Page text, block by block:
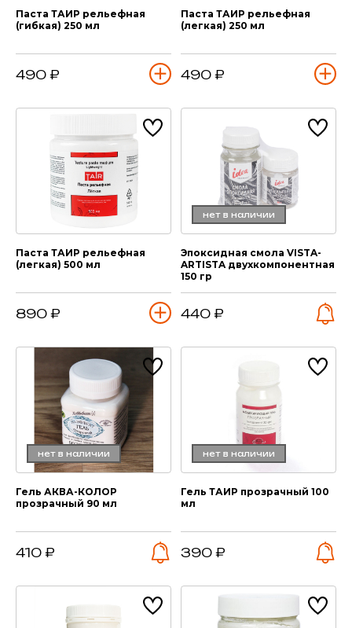
Паста ТАИР рельефная
(гибкая) 250 мл
490 ₽
Паста ТАИР рельефная
(легкая) 250 мл
490 ₽
Паста ТАИР рельефная
(легкая) 500 мл
890 ₽
нет в наличии
Эпоксидная смола VISTA-
ARTISTA двухкомпонентная
150 гр
440 ₽
нет в наличии
Гель АКВА-КОЛОР
прозрачный 90 мл
410 ₽
нет в наличии
Гель ТАИР прозрачный 100
мл
390 ₽